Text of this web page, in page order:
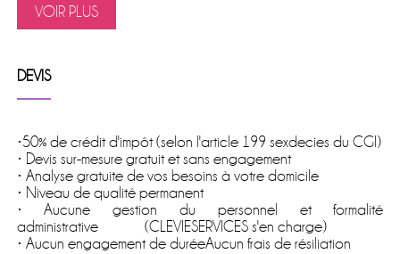
VOIR PLUS
DEVIS
•50% de crédit d'impôt (selon l'article 199 sexdecies du CGI)
• Devis sur-mesure gratuit et sans engagement
• Analyse gratuite de vos besoins à votre domicile
• Niveau de qualité permanent
• Aucune gestion du personnel et formalité
administrative (CLEVIESERVICES s'en charge)
• Aucun engagement de duréeAucun frais de résiliation